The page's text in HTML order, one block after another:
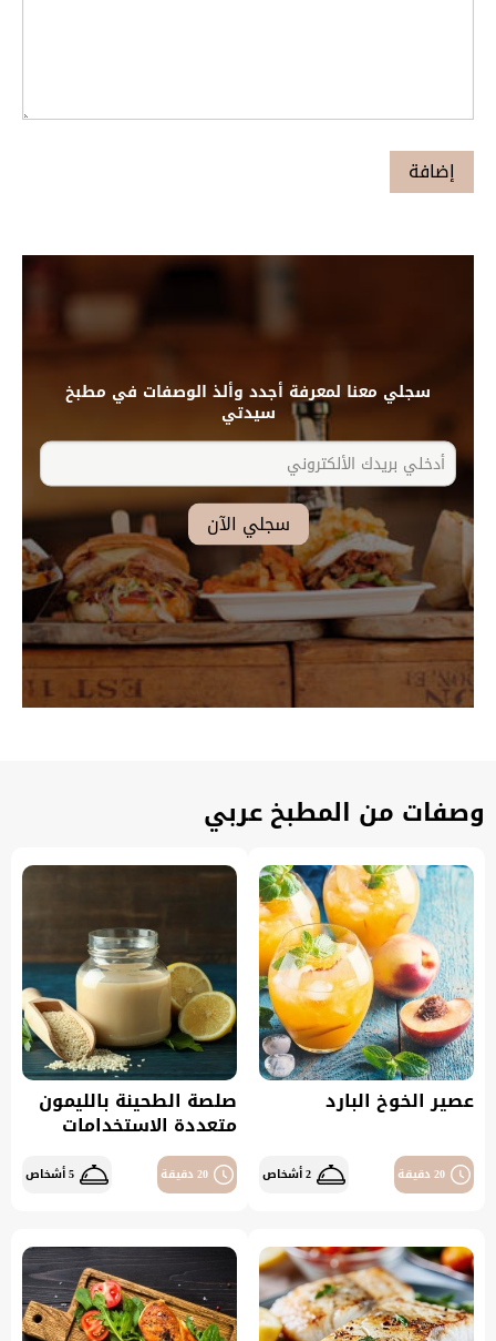
سجلي معنا لمعرفة أجدد وألذ الوصفات في مطبخ
سيدتي
وصفات من المطبخ عربي
عصير الخوخ البارد
20 دقيقة 2 أشخاص
صلصة الطحينة بالليمون
متعددة الاستخدامات
20 دقيقة 5 أشخاص